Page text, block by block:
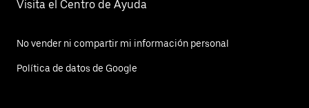
Visita el Centro de Ayuda
No vender ni compartir mi información personal
Política de datos de Google